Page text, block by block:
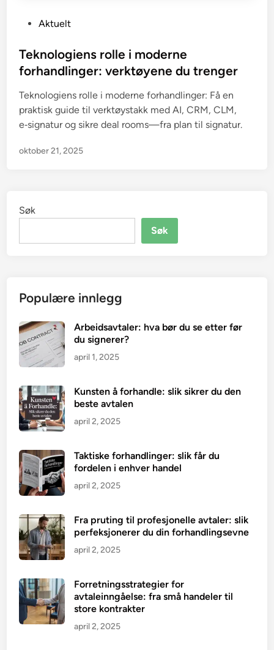
s
t
d
i
n
Aktuelt
Teknologiens rolle i moderne
forhandlinger: verktøyene du trenger
Teknologiens rolle i moderne forhandlinger: Få en
praktisk guide til verktøystakk med AI, CRM, CLM,
e‑signatur og sikre deal rooms—fra plan til signatur.
oktober 21, 2025
Søk
Søk
Populære innlegg
Arbeidsavtaler: hva bør du se etter før
du signerer?
april 1, 2025
Kunsten å forhandle: slik sikrer du den
beste avtalen
april 2, 2025
Taktiske forhandlinger: slik får du
fordelen i enhver handel
april 2, 2025
Fra pruting til profesjonelle avtaler: slik
perfeksjonerer du din forhandlingsevne
april 2, 2025
Forretningsstrategier for
avtaleinngåelse: fra små handeler til
store kontrakter
april 2, 2025